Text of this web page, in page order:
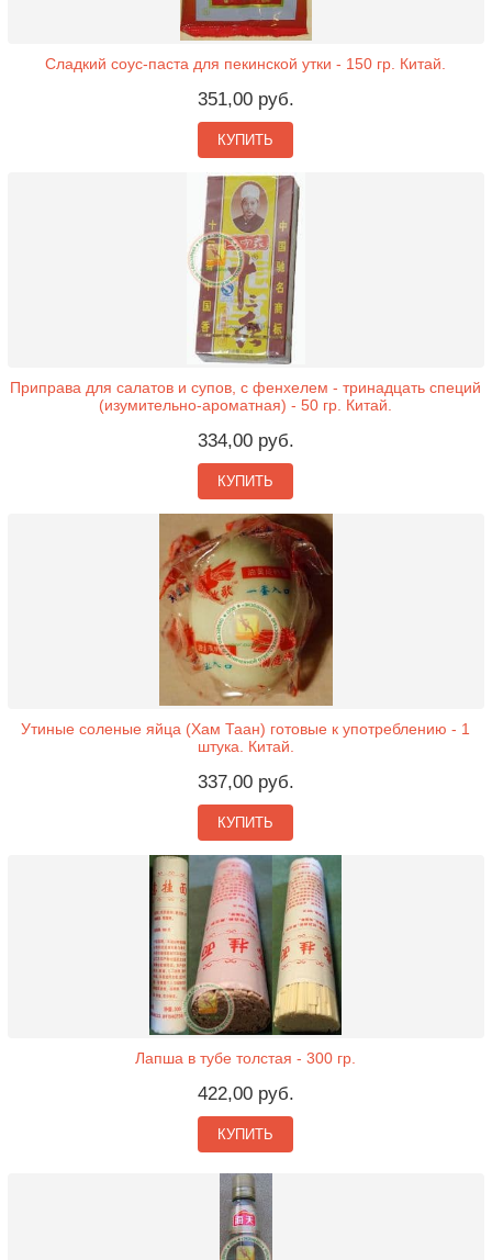
Сладкий соус-паста для пекинской утки - 150 гр. Китай.
351,00 руб.
КУПИТЬ
Приправа для салатов и супов, с фенхелем - тринадцать специй
(изумительно-ароматная) - 50 гр. Китай.
334,00 руб.
КУПИТЬ
Утиные соленые яйца (Хам Таан) готовые к употреблению - 1
штука. Китай.
337,00 руб.
КУПИТЬ
Лапша в тубе толстая - 300 гр.
422,00 руб.
КУПИТЬ